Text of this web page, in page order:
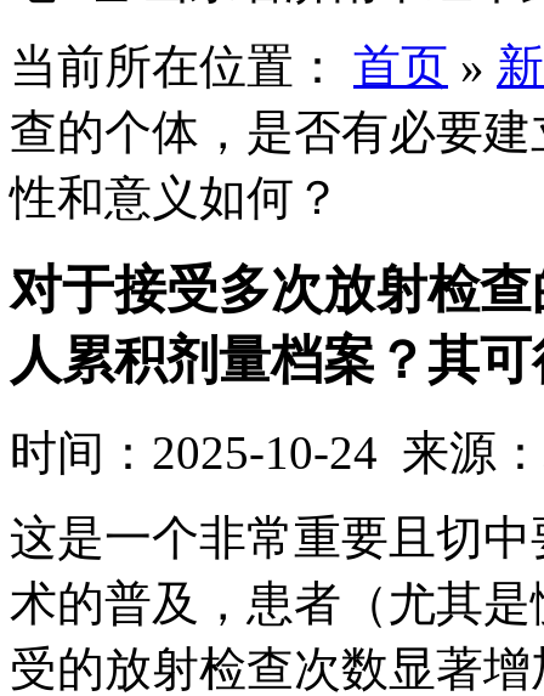
当前所在位置： 首页 »
查的个体，是否有必要
性和意义如何？
对于接受多次放射检
人累积剂量档案？其
时间：2025-10-24 来源
这是一个非常重要且切
术的普及，患者（尤其
受的放射检查次数显著